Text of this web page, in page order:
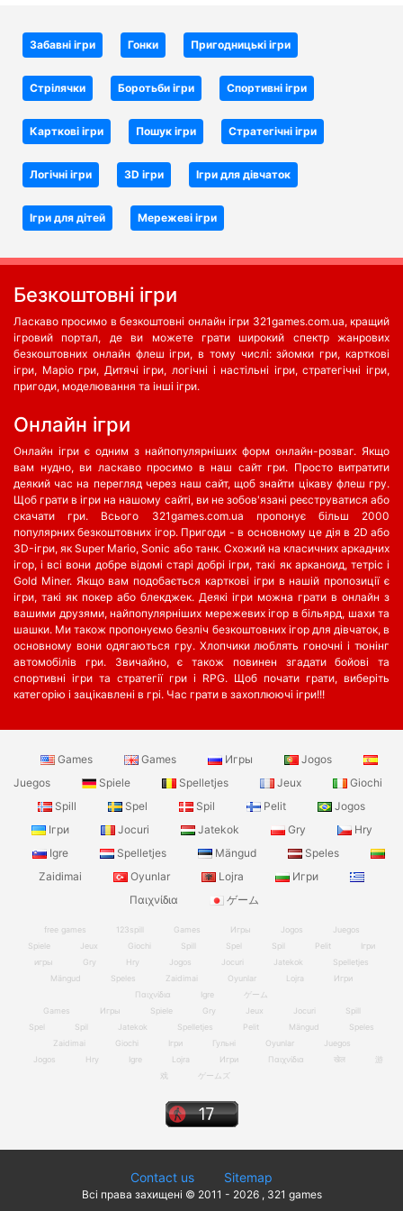
Забавні ігри Гонки Пригодницькі ігри
Стрілячки Боротьби iгри Спортивні ігри
Карткові ігри Пошук ігри Стратегічні ігри
Логічні ігри 3D ігри Ігри для дівчаток
Ігри для дітей Мережеві ігри
Безкоштовні ігри
Ласкаво просимо в безкоштовні онлайн ігри 321games.com.ua, кращий
ігровий портал, де ви можете грати широкий спектр жанрових
безкоштовних онлайн флеш ігри, в тому числі: зйомки гри, карткові
ігри, Маріо гри, Дитячі ігри, логічні і настільні ігри, стратегічні ігри,
пригоди, моделювання та інші ігри.
Oнлайн ігри
Онлайн ігри є одним з найпопулярніших форм онлайн-розваг. Якщо
вам нудно, ви ласкаво просимо в наш сайт гри. Просто витратити
деякий час на перегляд через наш сайт, щоб знайти цікаву флеш гру.
Щоб грати в ігри на нашому сайті, ви не зобов'язані реєструватися або
скачати гри. Всього 321games.com.ua пропонує більш 2000
популярних безкоштовних ігор. Пригоди - в основному це дія в 2D або
3D-ігри, як Super Mario, Sonic або танк. Схожий на класичних аркадних
ігор, і всі вони добре відомі старі добрі ігри, такі як арканоид, тетріс і
Gold Miner. Якщо вам подобається карткові ігри в нашій пропозиції є
ігри, такі як покер або блекджек. Деякі ігри можна грати в онлайн з
вашими друзями, найпопулярніших мережевих ігор в більярд, шахи та
шашки. Ми також пропонуємо безліч безкоштовних ігор для дівчаток, в
основному вони одягаються гру. Хлопчики люблять гоночні і тюнінг
автомобілів гри. Звичайно, є також повинен згадати бойові та
спортивні ігри та стратегії гри і RPG. Щоб почати грати, виберіть
категорію і зацікавлені в грі. Час грати в захоплюючі ігри!!!
Games Games Игры
Jogos
Juegos
Spiele Spelletjes Jeux
Giochi
Spill
Spel Spil Pelit
Jogos
Ігри
Jocuri Jatekok Gry
Hry
Igre
Spelletjes Mängud
Speles
Zaidimai
Oyunlar Lojra
Игри
Παιχνίδια
ゲーム
free games 123spill Games Игры Jogos
Juegos
Spiele
Jeux Giochi Spill Spel Spil Pelit
Ігри
игры
Gry Hry Jogos Jocuri Jatekok
Spelletjes
Mängud
Speles Zaidimai Oyunlar Lojra
Игри
Παιχνίδια
Igre
ゲーム
Games
Игры Spiele Gry Jeux Jocuri
Spill
Spel
Spil Jatekok Spelletjes Pelit Mängud
Speles
Zaidimai
Giochi Ігри Гульні Oyunlar
Juegos
Jogos
Hry Igre Lojra Игри Παιχνίδια खेल
游
戏
ゲームズ
Contact us Sitemap
Всі права захищені © 2011 - 2026 , 321 games